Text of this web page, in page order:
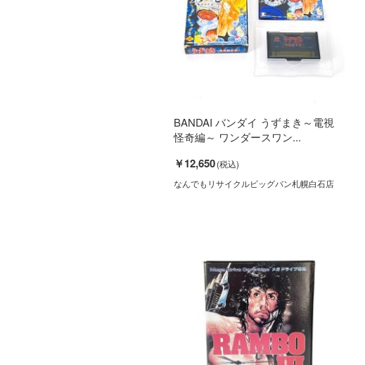
BANDAI バンダイ うずまき～電視
怪奇編～ ワンダースワン...
￥12,650
なんでもリサイクルビッグバン札幌白石店